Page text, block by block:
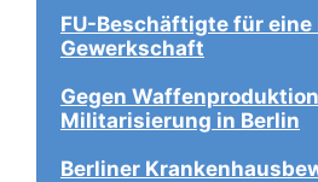
FU-Beschäftigte für
Gewerkschaft
Gegen
Militarisierung in Berlin
Berliner